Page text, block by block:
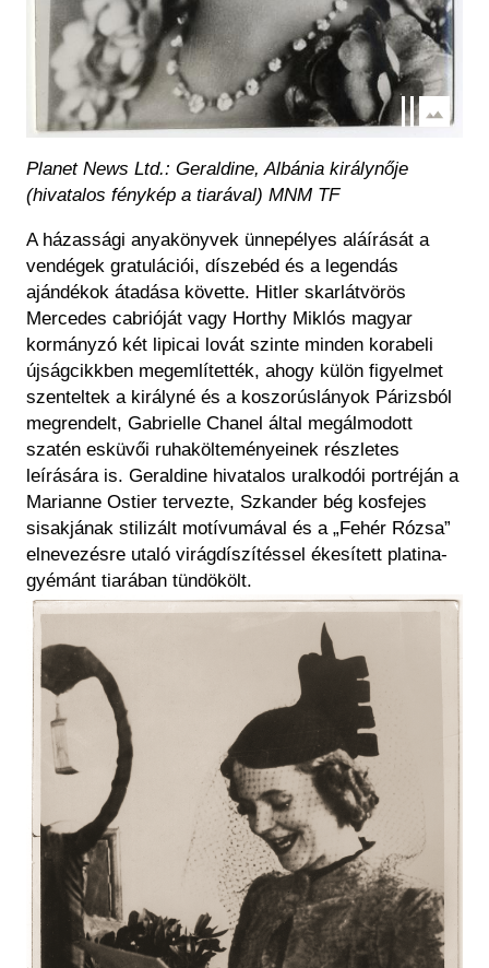
Planet News Ltd.: Geraldine, Albánia királynője
(hivatalos fénykép a tiarával) MNM TF
A házassági anyakönyvek ünnepélyes aláírását a
vendégek gratulációi, díszebéd és a legendás
ajándékok átadása követte. Hitler skarlátvörös
Mercedes cabrióját vagy Horthy Miklós magyar
kormányzó két lipicai lovát szinte minden korabeli
újságcikkben megemlítették, ahogy külön figyelmet
szenteltek a királyné és a koszorúslányok Párizsból
megrendelt, Gabrielle Chanel által megálmodott
szatén esküvői ruhakölteményeinek részletes
leírására is. Geraldine hivatalos uralkodói portréján a
Marianne Ostier tervezte, Szkander bég kosfejes
sisakjának stilizált motívumával és a „Fehér Rózsa”
elnevezésre utaló virágdíszítéssel ékesített platina-
gyémánt tiarában tündökölt.
Kép